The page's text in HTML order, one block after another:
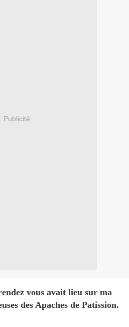
Publicité
vous avait lieu sur ma
des Apaches de Patission.